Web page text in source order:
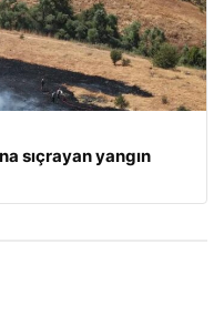
sıçrayan yangın